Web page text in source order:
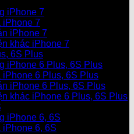
iPhone 7
iPhone 7
iPhone 7
khác iPhone 7
6S Plus
iPhone 6 Plus, 6S Plus
iPhone 6 Plus, 6S Plus
iPhone 6 Plus, 6S Plus
khác iPhone 6 Plus, 6S Plus
iPhone 6, 6S
iPhone 6, 6S